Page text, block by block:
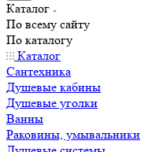
Каталог
По всему сайту
По каталогу
Каталог
Сантехника
Душевые кабины
Душевые уголки
Ванны
Раковины, умывальники